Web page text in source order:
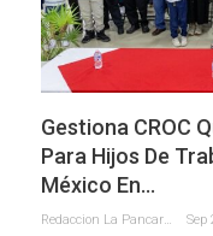
Gestiona CROC
Para Hijos De
México En…
Redaccion La Pancarta De Quintana Roo Sep